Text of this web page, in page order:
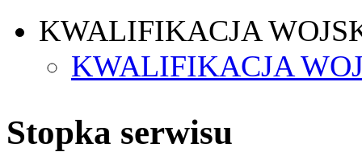
KWALIFIKACJA
KWALIFIKACJA
Stopka serwisu